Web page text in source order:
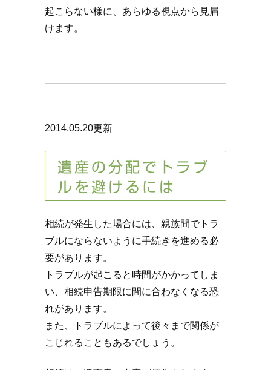
起こらない様に、あらゆる視点から見届
けます。
2014.05.20更新
遺産の分配でトラブ
ルを避けるには
相続が発生した場合には、親族間でトラ
ブルにならないように手続きを進める必
要があります。
トラブルが起こると時間がかかってしま
い、相続申告期限に間に合わなくなる恐
れがあります。
また、トラブルによって後々まで関係が
こじれることもあるでしょう。